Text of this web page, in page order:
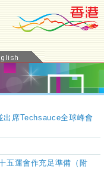
出席Techsauce全球峰會
五運會作充足準備（附